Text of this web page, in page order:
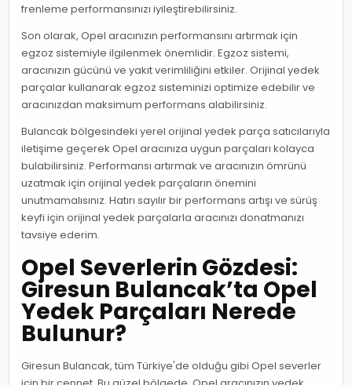
frenleme performansınızı iyileştirebilirsiniz.
Son olarak, Opel aracınızın performansını artırmak için
egzoz sistemiyle ilgilenmek önemlidir. Egzoz sistemi,
aracınızın gücünü ve yakıt verimliliğini etkiler. Orijinal yedek
parçalar kullanarak egzoz sisteminizi optimize edebilir ve
aracınızdan maksimum performans alabilirsiniz.
Bulancak bölgesindeki yerel orijinal yedek parça satıcılarıyla
iletişime geçerek Opel aracınıza uygun parçaları kolayca
bulabilirsiniz. Performansı artırmak ve aracınızın ömrünü
uzatmak için orijinal yedek parçaların önemini
unutmamalısınız. Hatırı sayılır bir performans artışı ve sürüş
keyfi için orijinal yedek parçalarla aracınızı donatmanızı
tavsiye ederim.
Opel Severlerin Gözdesi:
Giresun Bulancak’ta Opel
Yedek Parçaları Nerede
Bulunur?
Giresun Bulancak, tüm Türkiye'de olduğu gibi Opel severler